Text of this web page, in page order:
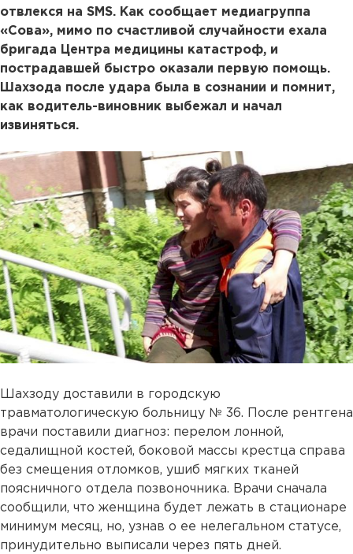
отвлекся на SMS. Как сообщает медиагруппа
«Сова», мимо по счастливой случайности ехала
бригада Центра медицины катастроф, и
пострадавшей быстро оказали первую помощь.
Шахзода после удара была в сознании и помнит,
как водитель-виновник выбежал и начал
извиняться.
Шахзоду доставили в городскую
травматологическую больницу № 36. После рентгена
врачи поставили диагноз: перелом лонной,
седалищной костей, боковой массы крестца справа
без смещения отломков, ушиб мягких тканей
поясничного отдела позвоночника. Врачи сначала
сообщили, что женщина будет лежать в стационаре
минимум месяц, но, узнав о ее нелегальном статусе,
принудительно выписали через пять дней.